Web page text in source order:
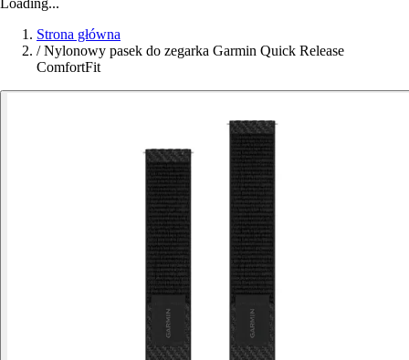
Strona główna
/ Nylonowy pasek do zegarka Garmin Quick Release
ComfortFit